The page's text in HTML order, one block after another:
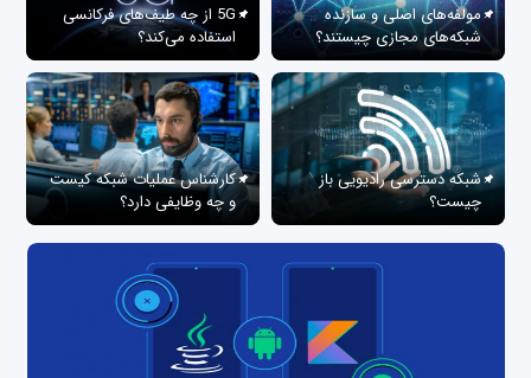
مولفه‌های اصلی و سازنده
شبکه‌های مجازی چیستند؟
5G از چه طیف‌های فرکانسی
استفاده می‌کند؟
شبکه دسترسی رادیویی باز
چیست؟
کارشناس عملیات شبکه کیست
و چه وظایفی دارد؟